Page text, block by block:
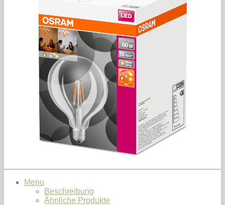
Menu
Beschreibung
Ähnliche Produkte